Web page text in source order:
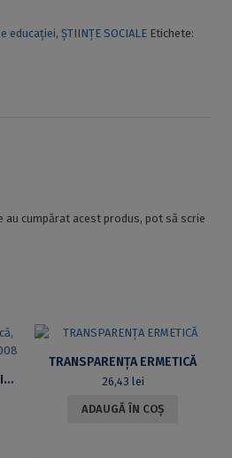
educației, ȘTIINȚE SOCIALE Etichete:
au cumpărat acest produs, pot să scrie
REVISTA DE FILOZOFIE ANALITICĂ, VOL. II, NR. 2, IULIE-DECEMBRIE 2008
TRANSPARENȚA ERMETICĂ
26,43 lei
ADAUGĂ ÎN COȘ